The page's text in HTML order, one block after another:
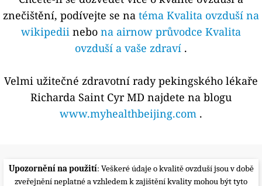
znečištění, podívejte se na téma Kvalita ovzduší na
wikipedii nebo na airnow průvodce Kvalita
ovzduší a vaše zdraví .
Velmi užitečné zdravotní rady pekingského lékaře
Richarda Saint Cyr MD najdete na blogu
www.myhealthbeijing.com .
Upozornění na použití: Veškeré údaje o kvalitě ovzduší jsou v době
zveřejnění neplatné a vzhledem k zajištění kvality mohou být tyto